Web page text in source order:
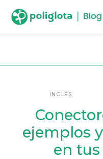
INGLÉS
ejemplos
en